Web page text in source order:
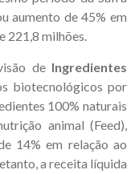
aumento de 45% em
221,8 milhões.
de Ingredientes
biotecnológicos por
100% naturais
animal (Feed),
14% em relação ao
a receita líquida